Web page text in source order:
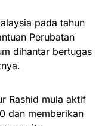
pada tahun
Perubatan
dihantar bertugas
Rashid mula aktif
dan memberikan